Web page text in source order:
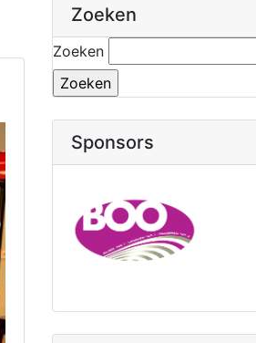
Zoeken
Zoeken
Sponsors